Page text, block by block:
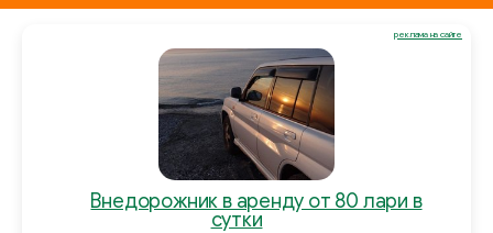
Внедорожник в аренду от 80 лари в
сутки
реклама на сайте